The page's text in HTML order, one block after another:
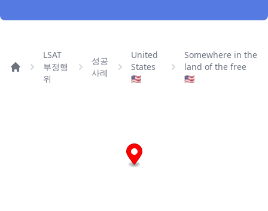
LSAT
부정행
위
성공
사례
United
States
🇺🇸
Somewhere in the
land of the free
🇺🇸